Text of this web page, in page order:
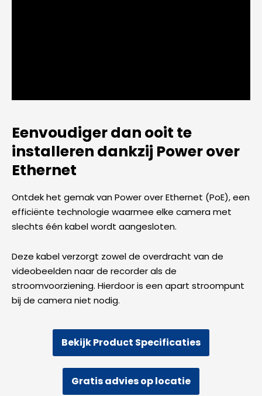
Eenvoudiger dan ooit te
installeren dankzij Power over
Ethernet
Ontdek het gemak van Power over Ethernet (PoE), een
efficiënte technologie waarmee elke camera met
slechts één kabel wordt aangesloten.
Deze kabel verzorgt zowel de overdracht van de
videobeelden naar de recorder als de
stroomvoorziening. Hierdoor is een apart stroompunt
bij de camera niet nodig.
Bekijk Product Specificaties
Gratis advies op locatie